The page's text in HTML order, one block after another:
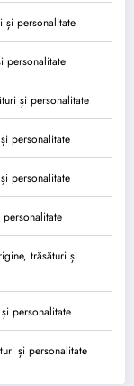
și personalitate
personalitate
și personalitate
personalitate
personalitate
trăsături și
personalitate
și personalitate